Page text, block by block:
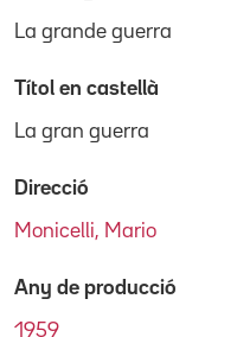
La grande guerra
Títol en castellà
La gran guerra
Direcció
Monicelli, Mario
Any de producció
1959